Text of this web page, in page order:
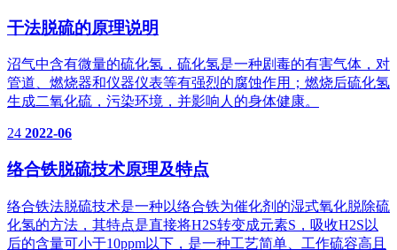
干法脱硫的原理说明
沼气中含有微量的硫化氢，硫化氢是一种剧毒的有害气体，对
管道、燃烧器和仪器仪表等有强烈的腐蚀作用；燃烧后硫化氢
生成二氧化硫，污染环境，并影响人的身体健康。
24 2022-06
络合铁脱硫技术原理及特点
络合铁法脱硫技术是一种以络合铁为催化剂的湿式氧化脱除硫
化氢的方法，其特点是直接将H2S转变成元素S，吸收H2S以
后的含量可小于10ppm以下，是一种工艺简单、工作硫容高且